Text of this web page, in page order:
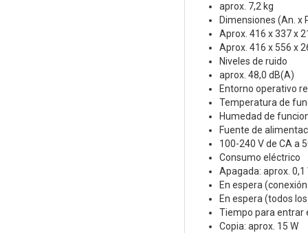
aprox. 7,2 kg
Dimensiones (An. x
Aprox. 416 x 337 x
Aprox. 416 x 556 x
Niveles de ruido
aprox. 48,0 dB(A)
Entorno operativo
Temperatura de
Humedad de
Fuente de
100-240 V de CA a
Consumo eléctrico
Apagada: aprox. 0,1
En espera
En espera (todos
Tiempo para entrar
Copia: aprox. 15 W